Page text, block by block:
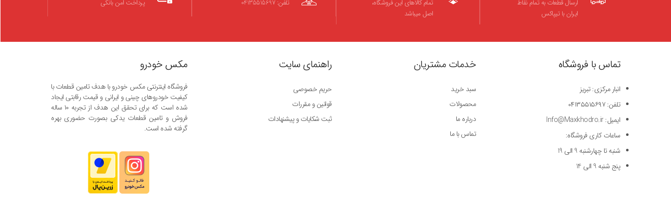
پرداخت امن بانکی تلفن: 04135515697
تمام کالاهای این فروشگاه،
اصل میباشد
ارسال قطعات به تمام نقاط
ایران با تیپاکس
مکس خودرو
فروشگاه اینترنتی مکس خودرو با هدف تامین قطعات با
کیفیت خودروهای چینی و ایرانی و قیمت رقابتی ایجاد
شده است که برای تحقق این هدف از تجربه ۱۰ ساله
فروش و تامین قطعات یدکی بصورت حضوری بهره
گرفته شده است.
راهنمای سایت
حریم خصوصی
قوانین و مقررات
ثبت شکایات و پیشنهادات
خدمات مشتریان
سبد خرید
محصولات
درباره ما
تماس با ما
تماس با فروشگاه
انبار مرکزی: تبریز
تلفن: ۰۴۱۳۵۵۱۵۶۹۷
ایمیل: Info@Maxkhodro.ir
ساعات کاری فروشگاه:
شنبه تا چهارشنبه 9 الی 19
پنج شنبه 9 الی 14